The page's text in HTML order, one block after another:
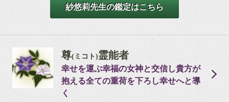
紗悠莉先生の鑑定はこちら
尊(ミコト)霊能者
幸せを運ぶ幸福の女神と交信し貴方が
抱える全ての重荷を下ろし幸せへと導
く